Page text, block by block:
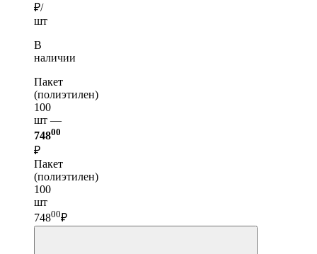
₽/
шт
В
наличии
Пакет
(полиэтилен)
100
шт —
74800
₽
Пакет
(полиэтилен)
100
шт
74800₽